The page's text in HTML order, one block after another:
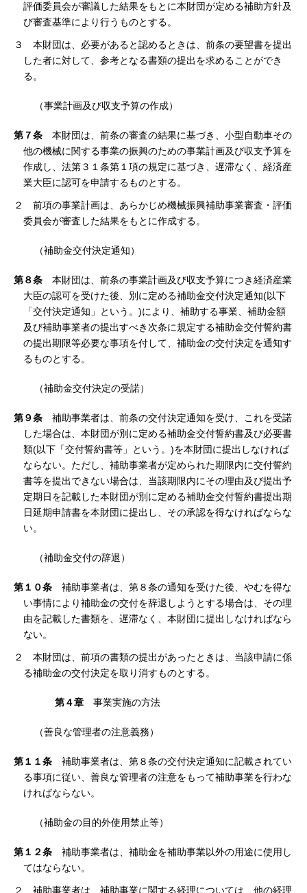
評価委員会が審議した結果をもとに本財団が定める補助方針及
び審査基準により行うものとする。
３ 本財団は、必要があると認めるときは、前条の要望書を提出
した者に対して、参考となる書類の提出を求めることができ
る。
（事業計画及び収支予算の作成）
第７条 本財団は、前条の審査の結果に基づき、小型自動車その
他の機械に関する事業の振興のための事業計画及び収支予算を
作成し、法第３１条第１項の規定に基づき、遅滞なく、経済産
業大臣に認可を申請するものとする。
２ 前項の事業計画は、あらかじめ機械振興補助事業審査・評価
委員会が審査した結果をもとに作成する。
（補助金交付決定通知）
第８条 本財団は、前条の事業計画及び収支予算につき経済産業
大臣の認可を受けた後、別に定める補助金交付決定通知(以下
「交付決定通知」という。)により、補助する事業、補助金額
及び補助事業者の提出すべき次条に規定する補助金交付誓約書
の提出期限等必要な事項を付して、補助金の交付決定を通知す
るものとする。
（補助金交付決定の受諾）
第９条 補助事業者は、前条の交付決定通知を受け、これを受諾
した場合は、本財団が別に定める補助金交付誓約書及び必要書
類(以下「交付誓約書等」という。)を本財団に提出しなければ
ならない。ただし、補助事業者が定められた期限内に交付誓約
書等を提出できない場合は、当該期限内にその理由及び提出予
定期日を記載した本財団が別に定める補助金交付誓約書提出期
日延期申請書を本財団に提出し、その承認を得なければならな
い。
（補助金交付の辞退）
第１０条 補助事業者は、第８条の通知を受けた後、やむを得な
い事情により補助金の交付を辞退しようとする場合は、その理
由を記載した書類を、遅滞なく、本財団に提出しなければなら
ない。
２ 本財団は、前項の書類の提出があったときは、当該申請に係
る補助金の交付決定を取り消すものとする。
第４章 事業実施の方法
（善良な管理者の注意義務）
第１１条 補助事業者は、第８条の交付決定通知に記載されてい
る事項に従い、善良な管理者の注意をもって補助事業を行わな
ければならない。
（補助金の目的外使用禁止等）
第１２条 補助事業者は、補助金を補助事業以外の用途に使用し
てはならない。
２ 補助事業者は、補助事業に関する経理については、他の経理